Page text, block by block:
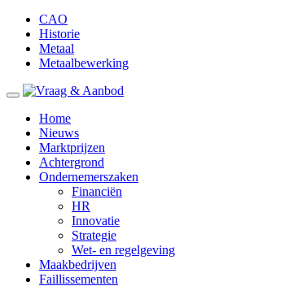
CAO
Historie
Metaal
Metaalbewerking
Home
Nieuws
Marktprijzen
Achtergrond
Ondernemerszaken
Financiën
HR
Innovatie
Strategie
Wet- en regelgeving
Maakbedrijven
Faillissementen